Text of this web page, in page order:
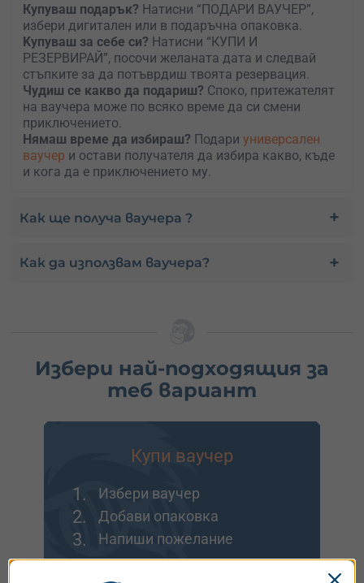
Купуваш подарък? Натисни “ПОДАРИ ВАУЧЕР”,
избери дигитален или в подаръчна опаковка.
Kупуваш за себе си? Натисни “КУПИ И
РЕЗЕРВИРАЙ”, посочи желаната дата и следвай
стъпките за да потъврдиш твоята резервация.
Чудиш се какво да подариш? Споко, притежателят
на ваучера може по всяко време да си смени
приключението.
Нямаш време да избираш? Подари универсален
ваучер и остави получателя да избира какво, къде
и кога да е приключението му.
Как ще получа ваучера ?
Как да използвам ваучера?
Избери най-подходящия за
теб вариант
Купи ваучер
1. Избери ваучер
2. Добави опаковка
3. Напиши пожелание